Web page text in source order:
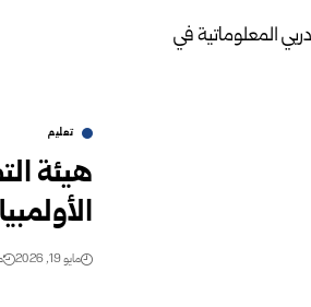
تعليم
هيئة
مايو 19, 2026